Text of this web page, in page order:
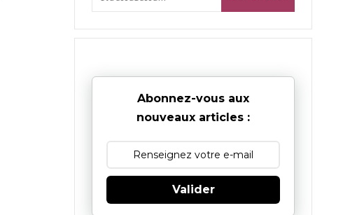
Abonnez-vous aux
nouveaux articles :
Valider